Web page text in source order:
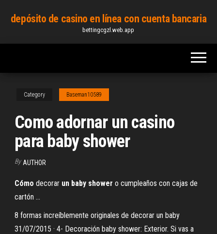
content
depósito de casino en línea con cuenta bancaria
bettingcgzl.web.app
Category Baseman10589
Como adornar un casino
para baby shower
By AUTHOR
Cómo decorar un baby shower o cumpleaños con cajas de
cartón ...
8 formas increíblemente originales de decorar un baby
31/07/2015 · 4- Decoración baby shower: Exterior. Si vas a